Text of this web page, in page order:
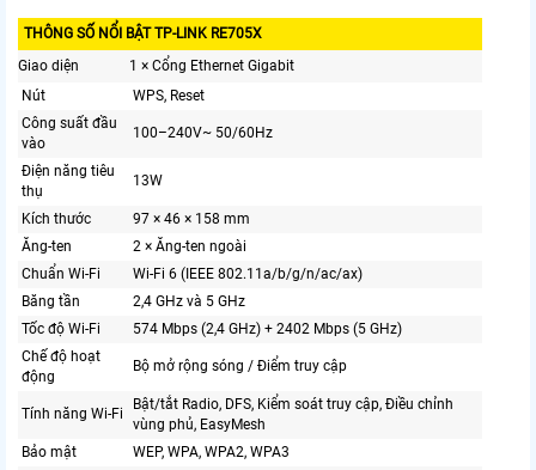
THÔNG SỐ NỔI BẬT TP-LINK RE705X
Giao diện
1 × Cổng Ethernet Gigabit
Nút
WPS, Reset
Công suất đầu
vào
100–240V~ 50/60Hz
Điện năng tiêu
thụ
13W
Kích thước
97 × 46 × 158 mm
Ăng-ten
2 × Ăng-ten ngoài
Chuẩn Wi-Fi
Wi-Fi 6 (IEEE 802.11a/b/g/n/ac/ax)
Băng tần
2,4 GHz và 5 GHz
Tốc độ Wi-Fi
574 Mbps (2,4 GHz) + 2402 Mbps (5 GHz)
Chế độ hoạt
động
Bộ mở rộng sóng / Điểm truy cập
Tính năng Wi-Fi
Bật/tắt Radio, DFS, Kiểm soát truy cập, Điều chỉnh
vùng phủ, EasyMesh
Bảo mật
WEP, WPA, WPA2, WPA3